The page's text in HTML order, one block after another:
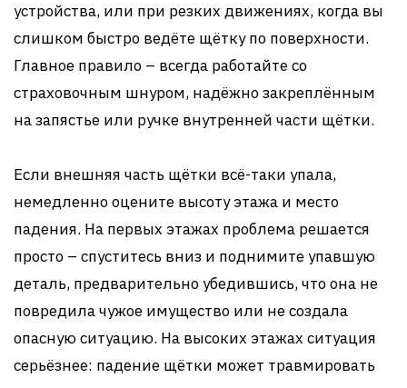
устройства, или при резких движениях, когда вы
слишком быстро ведёте щётку по поверхности.
Главное правило – всегда работайте со
страховочным шнуром, надёжно закреплённым
на запястье или ручке внутренней части щётки.
Если внешняя часть щётки всё-таки упала,
немедленно оцените высоту этажа и место
падения. На первых этажах проблема решается
просто – спуститесь вниз и поднимите упавшую
деталь, предварительно убедившись, что она не
повредила чужое имущество или не создала
опасную ситуацию. На высоких этажах ситуация
серьёзнее: падение щётки может травмировать